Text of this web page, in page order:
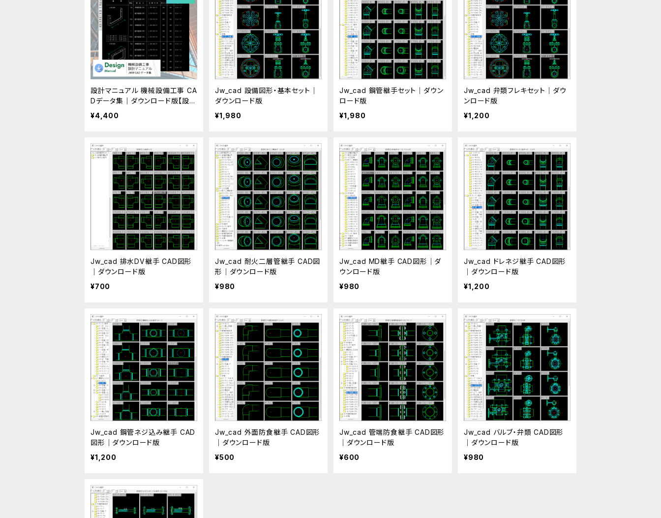
設計マニュアル 機械設備工事 CA
Dデータ集｜ダウンロード版【設計
のみ】
¥4,400
Jw_cad 設備図形・基本セット｜
ダウンロード版
¥1,980
Jw_cad 鋼管継手セット｜ダウン
ロード版
¥1,980
Jw_cad 弁類フレキセット｜ダウ
ンロード版
¥1,200
Jw_cad 排水DV継手 CAD図形
｜ダウンロード版
¥700
Jw_cad 耐火二層管継手 CAD図
形｜ダウンロード版
¥980
Jw_cad MD継手 CAD図形｜ダ
ウンロード版
¥980
Jw_cad ドレネジ継手 CAD図形
｜ダウンロード版
¥1,200
Jw_cad 鋼管ネジ込み継手 CAD
図形｜ダウンロード版
¥1,200
Jw_cad 外面防食継手 CAD図形
｜ダウンロード版
¥500
Jw_cad 管端防食継手 CAD図形
｜ダウンロード版
¥600
Jw_cad バルブ・弁類 CAD図形
｜ダウンロード版
¥980